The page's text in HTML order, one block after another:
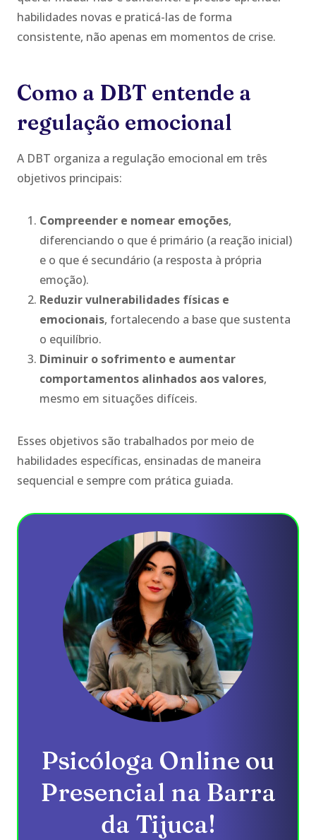
habilidades novas e praticá-las de forma
consistente, não apenas em momentos de crise.
Como a DBT entende a
regulação emocional
A DBT organiza a regulação emocional em três
objetivos principais:
Compreender e nomear emoções,
diferenciando o que é primário (a reação inicial)
e o que é secundário (a resposta à própria
emoção).
Reduzir vulnerabilidades físicas e
emocionais, fortalecendo a base que sustenta
o equilíbrio.
Diminuir o sofrimento e aumentar
comportamentos alinhados aos valores,
mesmo em situações difíceis.
Esses objetivos são trabalhados por meio de
habilidades específicas, ensinadas de maneira
sequencial e sempre com prática guiada.
Psicóloga Online ou
Presencial na Barra
da Tijuca!